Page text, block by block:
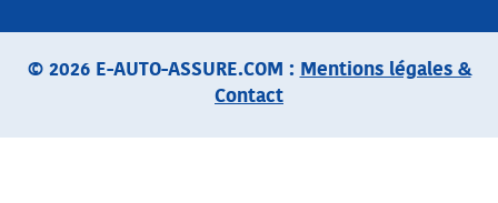
© 2026 E-AUTO-ASSURE.COM : Mentions légales &
Contact